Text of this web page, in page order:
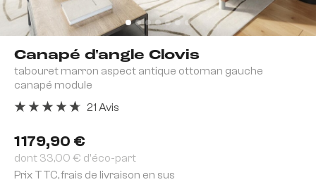
Canapé d'angle Clovis
tabouret marron aspect antique ottoman gauche
canapé module
1 179,90 €
dont 33,00 € d'éco-part
Prix TTC, frais de livraison en sus
21 Avis